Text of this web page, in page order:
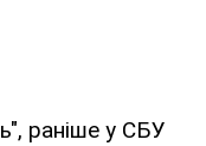
раніше у СБУ